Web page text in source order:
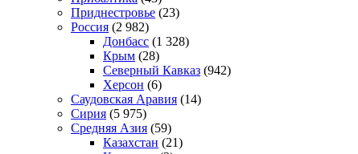
Приднестровье (23)
Россия (2 982)
Донбасс (1 328)
Крым (28)
Северный Кавказ (942)
Херсон (6)
Саудовская Аравия (14)
Сирия (5 975)
Средняя Азия (59)
Казахстан (21)